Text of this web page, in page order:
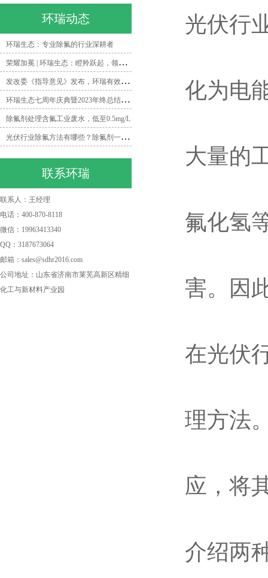
环瑞动态
环瑞生态：专业除氟的行业深耕者
荣
耀加冕 | 环瑞生态：瞪羚跃起，领跑除氟领域新时代
发
改委《指导意见》发布，环瑞有效打造矿井水除氟一体化解决方案
环
瑞生态七周年庆典暨2023年终总结会圆满落幕
除氟剂处理含氟工业废水，低至0.5mg/L
光
伏行业除氟方法有哪些？除氟剂一招帮你搞定！
联系环瑞
联系人：王经理
电话：400-870-8118
微信：19963413340
QQ：3187673064
邮箱：sales@sdhr2016.com
公司地址：山东省济南市莱芜高新区精细
化工与新材料产业园
光伏行
化为电
大量的
氟化氢
害。因
在光伏
理方法
应，将
介绍两